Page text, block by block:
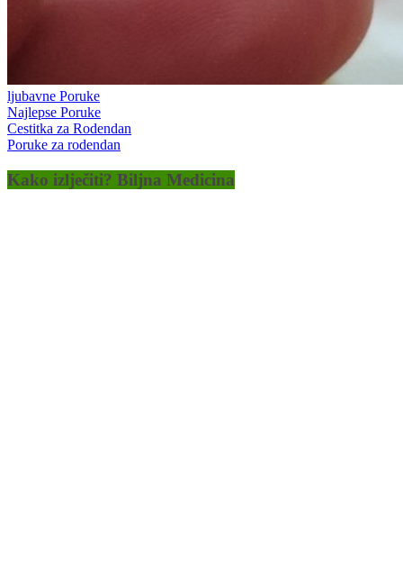
ljubavne Poruke
Najlepse Poruke
Cestitka za Rodendan
Poruke za rodendan
Kako izlječiti? Biljna Medicina